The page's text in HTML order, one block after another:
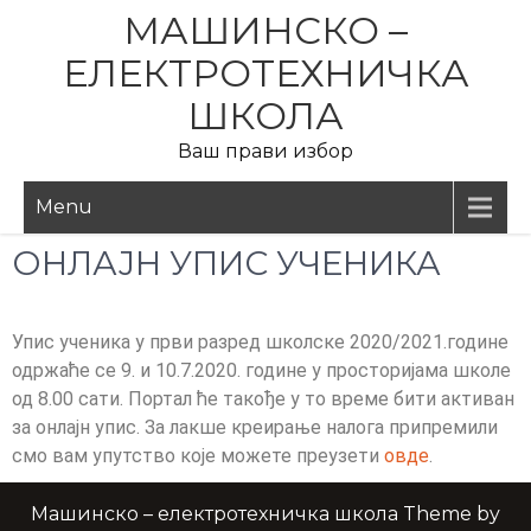
МАШИНСКО –
ЕЛЕКТРОТЕХНИЧКА
ШКОЛА
Ваш прави избор
Menu
ОНЛАЈН УПИС УЧЕНИКА
Упис ученика у први разред школске 2020/2021.године
одржаће се 9. и 10.7.2020. године у просторијама школе
од 8.00 сати. Портал ће такође у то време бити активан
за онлајн упис. За лакше креирање налога припремили
смо вам упутство које можете преузети овде.
Машинско – електротехничка школа Theme by